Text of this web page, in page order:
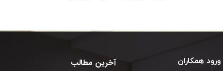
آخرین مطالب ورود همکاران